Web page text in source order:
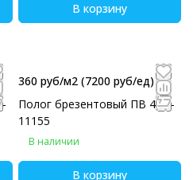
В корзину
360 руб/м2 (7200 руб/eд)
Полог брезентовый ПВ 4х5 -
11155
В наличии
В корзину